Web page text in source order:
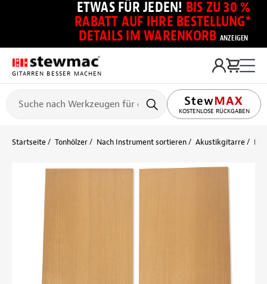
ETWAS FÜR JEDEN! BIS ZU 30 %
RABATT AUF IHRE BESTELLUNG*
DETAILS IM WARENKORB ANZEIGEN
GITARREN BESSER MACHEN
KOSTENLOSE RÜCKGABEN
Startseite Tonhölzer Nach Instrument sortieren Akustikgitarre